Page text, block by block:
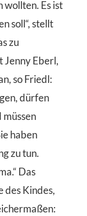
wollten. Es ist
soll“, stellt
zu
Jenny Eberl,
so Friedl:
dürfen
haben
zu tun.
Das
des Kindes,